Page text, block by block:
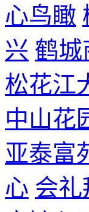
心鸟瞰
兴 鹤城
松花江
中山花
亚泰富
心 会礼